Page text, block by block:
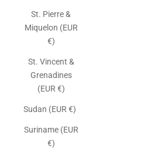
St. Pierre &
Miquelon (EUR
€)
St. Vincent &
Grenadines
(EUR €)
Sudan (EUR €)
Suriname (EUR
€)